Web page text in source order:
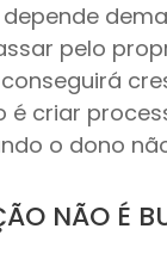
pelo
é criar
o dono
NÃO É